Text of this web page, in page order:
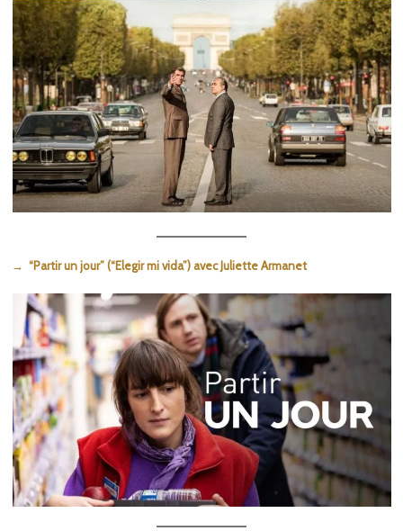
→ “Partir un jour” (“Elegir mi vida”) avec Juliette Armanet